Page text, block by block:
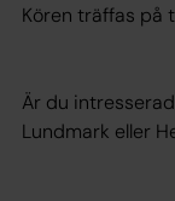
Kören träffas på
Är du
Lundmark eller